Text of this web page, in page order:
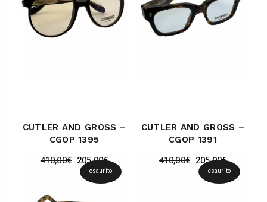
CUTLER AND GROSS –
CGOP 1395
410,00€ 205,00€
CUTLER AND GROSS –
CGOP 1391
410,00€ 205,00€
esaurito esaurito